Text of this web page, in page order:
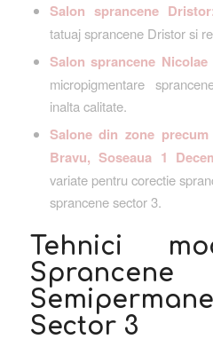
Salon sprancene
tatuaj sprancene Dristor si
Salon sprancene
micropigmentare
inalta calitate.
Salone din zone
Bravu, Soseaua 1
variate pentru corectie
sprancene sector 3.
Tehnici
Sprancene
Sector 3